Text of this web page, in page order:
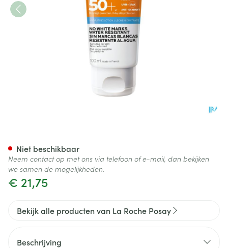
€ 21,75
Niet beschikbaar
Neem contact op met ons via telefoon of e-mail, dan bekijken
we samen de mogelijkheden.
Bekijk alle producten van La Roche Posay
Beschrijving